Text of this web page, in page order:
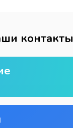
контакты